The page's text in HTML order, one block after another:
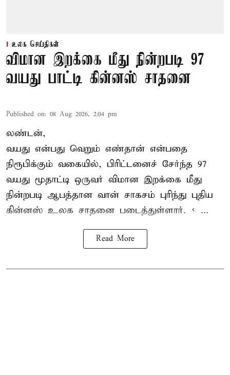
உலக செய்திகள்
விமான இறக்கை மீது நின்றபடி 97
வயது பாட்டி கின்னஸ் சாதனை
Published on: 08 Aug 2026, 2:04 pm
லண்டன்,
வயது என்பது வெறும் எண்தான் என்பதை
நிரூபிக்கும் வகையில், பிரிட்டனைச் சேர்ந்த 97
வயது மூதாட்டி ஒருவர் விமான இறக்கை மீது
நின்றபடி ஆபத்தான வான் சாகசம் புரிந்து புதிய
கின்னஸ் உலக சாதனை படைத்துள்ளார். < ...
Read More